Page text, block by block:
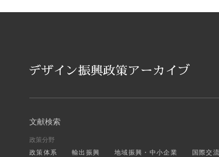
文献検索
政策分野
政策体系
輸出振興 地域振興・中小企業
国際交